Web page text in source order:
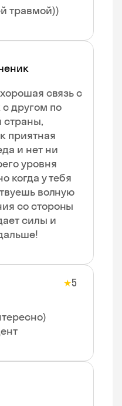
травмой))
связь с
другом по
страны,
приятная
и нет ни
уровня
когда у тебя
волную
со стороны
силы и
★5